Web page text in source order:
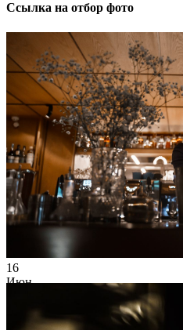
Ссылка на отбор фото
16
Июн
KINOSHNIKI